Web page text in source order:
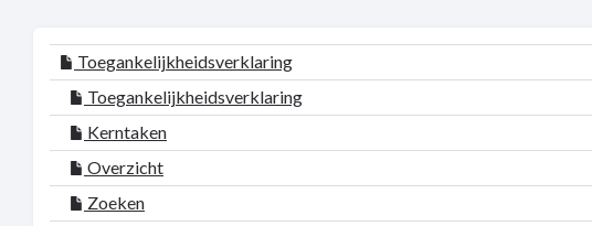
Toegankelijkheidsverklaring
Toegankelijkheidsverklaring
Kerntaken
Overzicht
Zoeken